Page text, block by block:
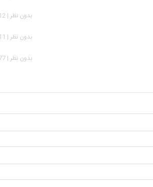
بدون نظر | 1,612 بازدید
بدون نظر | 1,111 بازدید
بدون نظر | 4,777 بازدید